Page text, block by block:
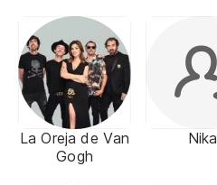
La Oreja de Van
Gogh
Nika